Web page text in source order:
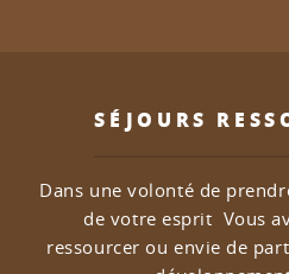
SÉJOURS
Dans une volonté de
de votre esprit Vous
ressourcer ou envie de